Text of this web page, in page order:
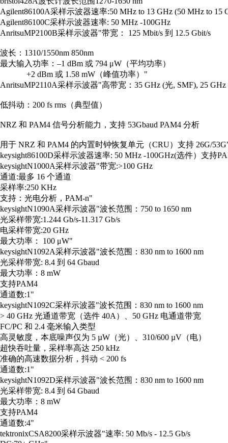
Agilent86100A采样示波器速率:50 MHz to 13 GHz (50 MHz to 15
Agilent86100C采样示波器速率: 50 MHz -100GHz
AnritsuMP2100B采样示波器"带宽： 125 Mbit/s 到 12.5 Gbit/s
波长：1310/1550nm 850nm
最大输入功率：–1 dBm 或 794 μW（平均功率）
+2 dBm 或 1.58 mW（峰值功率）"
AnritsuMP2110A采样示波器"高带宽：35 GHz (光, SMF), 25
低抖动：200 fs rms（典型值）
NRZ 和 PAM4 信号分析能力，支持 53Gbaud PAM4 分析
用于 NRZ 和 PAM4 的内置时钟恢复单元（CRU）支持 26G/
keysight86100D采样示波器速率: 50 MHz -100GHz(选件）支持
keysightN1000A采样示波器"带宽:>100 GHz
通道:最多 16 个通道
采样率:250 KHz
支持：光电分析，PAM-n"
keysightN1090A采样示波器"波长范围：750 to 1650 nm
光采样带宽:1.244 Gb/s-11.317 Gb/s
电采样带宽:20 GHz
最大功率： 100 μW"
keysightN1092A采样示波器"波长范围：830 nm to 1600 nm
光采样带宽: 8.4 到 64 Gbaud
最大功率：8 mW
支持PAM4
通道数:1"
keysightN1092C采样示波器"波长范围：830 nm to 1600 nm
> 40 GHz 光通道带宽（选件 40A）、50 GHz 电通道带宽
FC/PC 和 2.4 毫米输入类型
高灵敏度，本底噪声仅为 5 µW（光）、310/600 µV（电）
超快吞吐量，采样率高达 250 kHz
准确的高速数据分析，抖动 < 200 fs
通道数:1"
keysightN1092D采样示波器"波长范围：830 nm to 1600 nm
光采样带宽: 8.4 到 64 Gbaud
最大功率：8 mW
支持PAM4
通道数:4"
tektronixCSA8200采样示波器"速率: 50 Mb/s - 12.5 Gb/s